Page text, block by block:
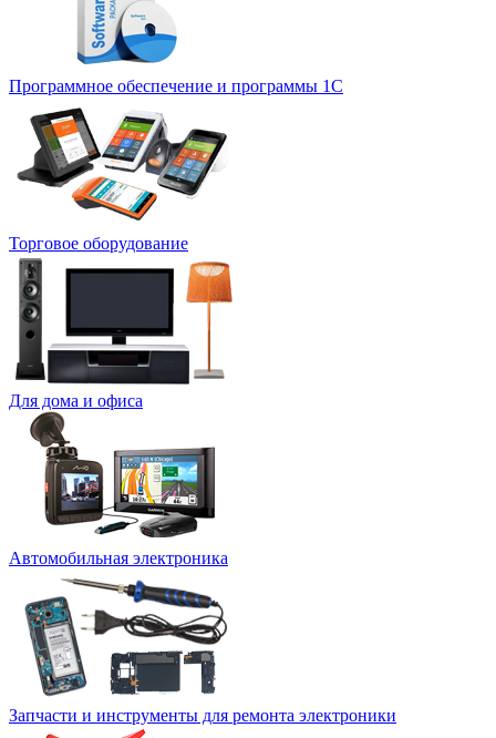
Программное обеспечение и программы 1С
Торговое оборудование
Для дома и офиса
Автомобильная электроника
Запчасти и инструменты для ремонта электроники